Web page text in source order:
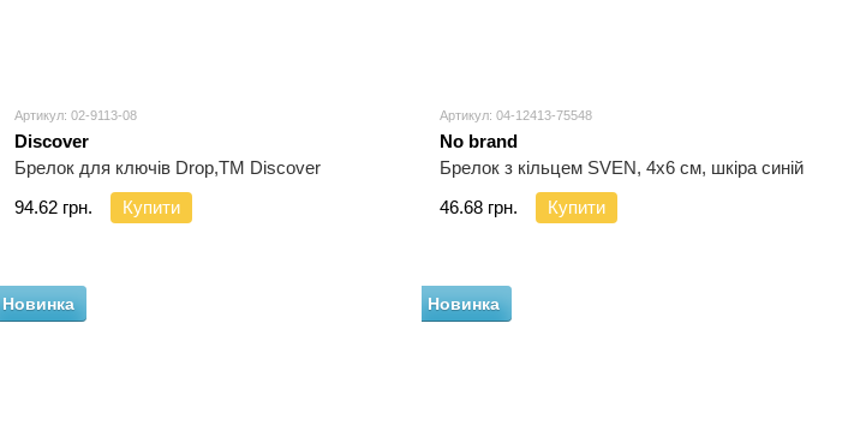
Артикул: 02-9113-08
Discover
Брелок для ключів Drop,TM Discover
94.62 грн.
Купити
Артикул: 04-12413-75548
No brand
Брелок з кільцем SVEN, 4х6 см, шкіра синій
46.68 грн.
Купити
Новинка Новинка